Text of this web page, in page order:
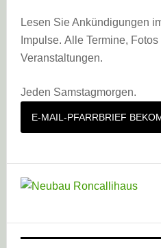
Lesen Sie Ankündigungen
Impulse. Alle Termine,
Veranstaltungen.
Jeden Samstagmorgen.
E-MAIL-PFARRBRIEF